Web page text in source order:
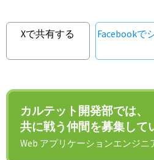
Xで共有する Facebookで
カルテット開発部では、
共に戦う仲間を募集して
Web アプリケーションエンジニ